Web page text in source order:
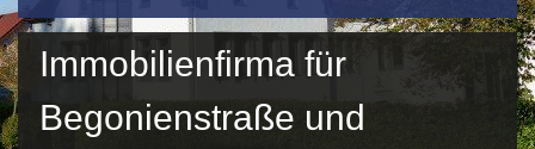
Immobilienfirma für
Begonienstraße und